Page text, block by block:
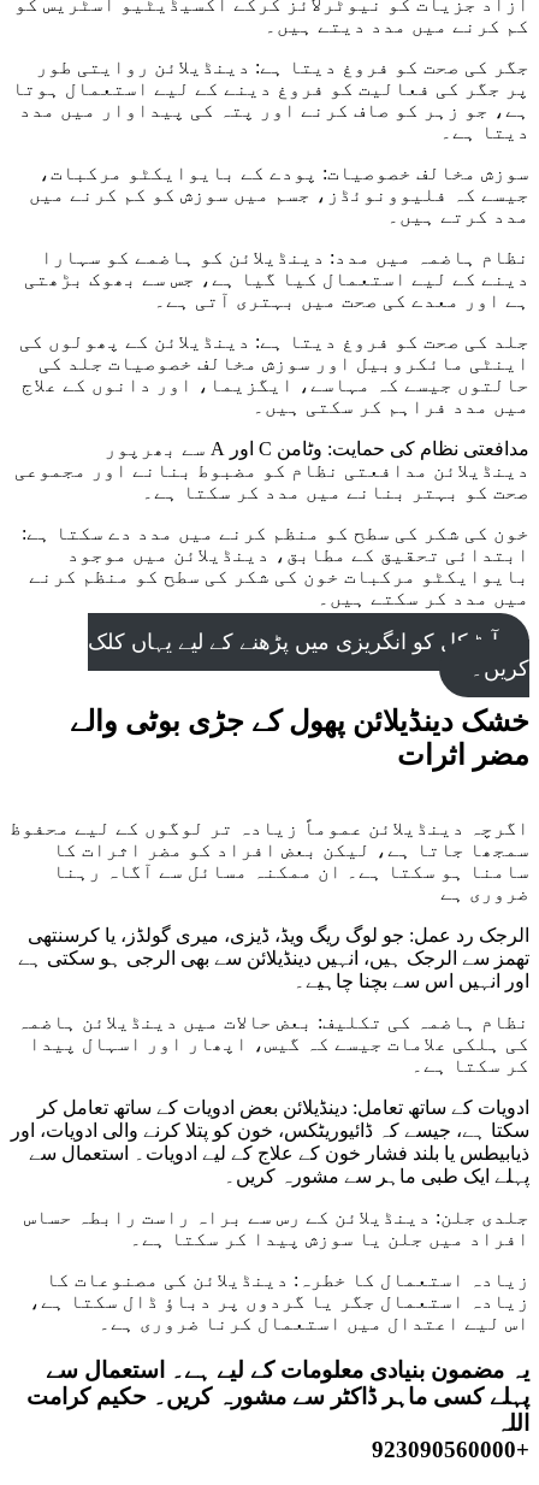
کم کرنے میں مدد دیتے ہیں۔
جگر کی صحت کو فروغ دیتا ہے: دینڈیلائن روایتی طور
پر جگر کی فعالیت کو فروغ دینے کے لیے استعمال ہوتا
ہے، جو زہر کو صاف کرنے اور پتہ کی پیداوار میں مدد
دیتا ہے۔
سوزش مخالف خصوصیات: پودے کے بایوایکٹو مرکبات،
جیسے کہ فلیوونوئڈز، جسم میں سوزش کو کم کرنے میں
مدد کرتے ہیں۔
نظام ہاضمہ میں مدد: دینڈیلائن کو ہاضمے کو سہارا
دینے کے لیے استعمال کیا گیا ہے، جس سے بھوک بڑھتی
ہے اور معدے کی صحت میں بہتری آتی ہے۔
جلد کی صحت کو فروغ دیتا ہے: دینڈیلائن کے پھولوں کی
اینٹی مائکروبیل اور سوزش مخالف خصوصیات جلد کی
حالتوں جیسے کہ مہاسے، ایگزیما، اور دانوں کے علاج
میں مدد فراہم کر سکتی ہیں۔
مدافعتی نظام کی حمایت: وٹامن C اور A سے بھرپور
دینڈیلائن مدافعتی نظام کو مضبوط بنانے اور مجموعی
صحت کو بہتر بنانے میں مدد کر سکتا ہے۔
خون کی شکر کی سطح کو منظم کرنے میں مدد دے سکتا ہے:
ابتدائی تحقیق کے مطابق، دینڈیلائن میں موجود
بایوایکٹو مرکبات خون کی شکر کی سطح کو منظم کرنے
میں مدد کر سکتے ہیں۔
آرٹیکل کو انگریزی میں پڑھنے کے لیے یہاں کلک
کریں۔
خشک دینڈیلائن پھول کے جڑی بوٹی والے
مضر اثرات
اگرچہ دینڈیلائن عموماً زیادہ تر لوگوں کے لیے محفوظ
سمجھا جاتا ہے، لیکن بعض افراد کو مضر اثرات کا
سامنا ہو سکتا ہے۔ ان ممکنہ مسائل سے آگاہ رہنا
ضروری ہے
الرجک رد عمل: جو لوگ ریگ ویڈ، ڈیزی، میری گولڈز، یا کرسنتھی
تھمز سے الرجک ہیں، انہیں دینڈیلائن سے بھی الرجی ہو سکتی ہے
اور انہیں اس سے بچنا چاہیے۔
نظام ہاضمہ کی تکلیف: بعض حالات میں دینڈیلائن ہاضمہ
کی ہلکی علامات جیسے کہ گیس، اپھار اور اسہال پیدا
کر سکتا ہے۔
ادویات کے ساتھ تعامل: دینڈیلائن بعض ادویات کے ساتھ تعامل کر
سکتا ہے، جیسے کہ ڈائیوریٹکس، خون کو پتلا کرنے والی ادویات، اور
ذیابیطس یا بلند فشار خون کے علاج کے لیے ادویات۔ استعمال سے
پہلے ایک طبی ماہر سے مشورہ کریں۔
جلدی جلن: دینڈیلائن کے رس سے براہ راست رابطہ حساس
افراد میں جلن یا سوزش پیدا کر سکتا ہے۔
زیادہ استعمال کا خطرہ: دینڈیلائن کی مصنوعات کا
زیادہ استعمال جگر یا گردوں پر دباؤ ڈال سکتا ہے،
اس لیے اعتدال میں استعمال کرنا ضروری ہے۔
یہ مضمون بنیادی معلومات کے لیے ہے۔ استعمال سے
پہلے کسی ماہر ڈاکٹر سے مشورہ کریں۔ حکیم کرامت
اللہ
+923090560000